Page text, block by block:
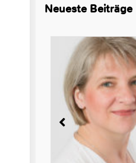
Neueste Beiträge